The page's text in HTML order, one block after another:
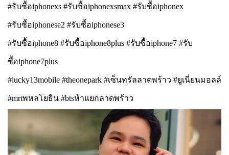
#รับซื้อiphonexs #รับซื้อiphonexsmax #รับซื้อiphonex
#รับซื้อiphonese2 #รับซื้อiphonese3
#รับซื้อiphone8 #รับซื้อiphone8plus #รับซื้อiphone7 #รับ
ซื้อiphone7plus
#lucky13mobile #theonepark #เซ็นทรัลลาดพร้าว #ยูเนี่ยนมอลล์
#mrtพหลโยธิน #btsห้าแยกลาดพร้าว